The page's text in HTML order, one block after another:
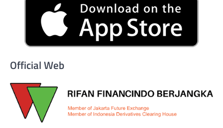
Official Web